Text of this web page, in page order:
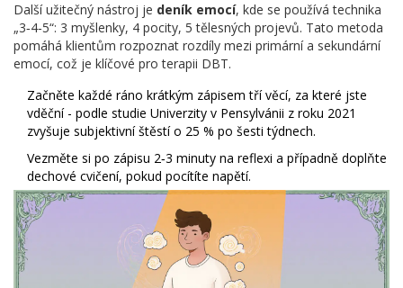
Další užitečný nástroj je deník emocí, kde se používá technika
„3‑4‑5“: 3 myšlenky, 4 pocity, 5 tělesných projevů. Tato metoda
pomáhá klientům rozpoznat rozdíly mezi primární a sekundární
emocí, což je klíčové pro terapii DBT.
Začněte každé ráno krátkým zápisem tří věcí, za které jste
vděční - podle studie Univerzity v Pensylvánii z roku 2021
zvyšuje subjektivní štěstí o 25 % po šesti týdnech.
Vezměte si po zápisu 2‑3 minuty na reflexi a případně doplňte
dechové cvičení, pokud pocítíte napětí.